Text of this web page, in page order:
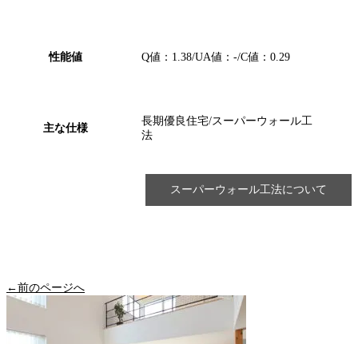
性能値 Q値：1.38/UA値：-/C値：0.29
主な仕様
長期優良住宅/スーパーウォール工
法
スーパーウォール工法について
←前のページへ